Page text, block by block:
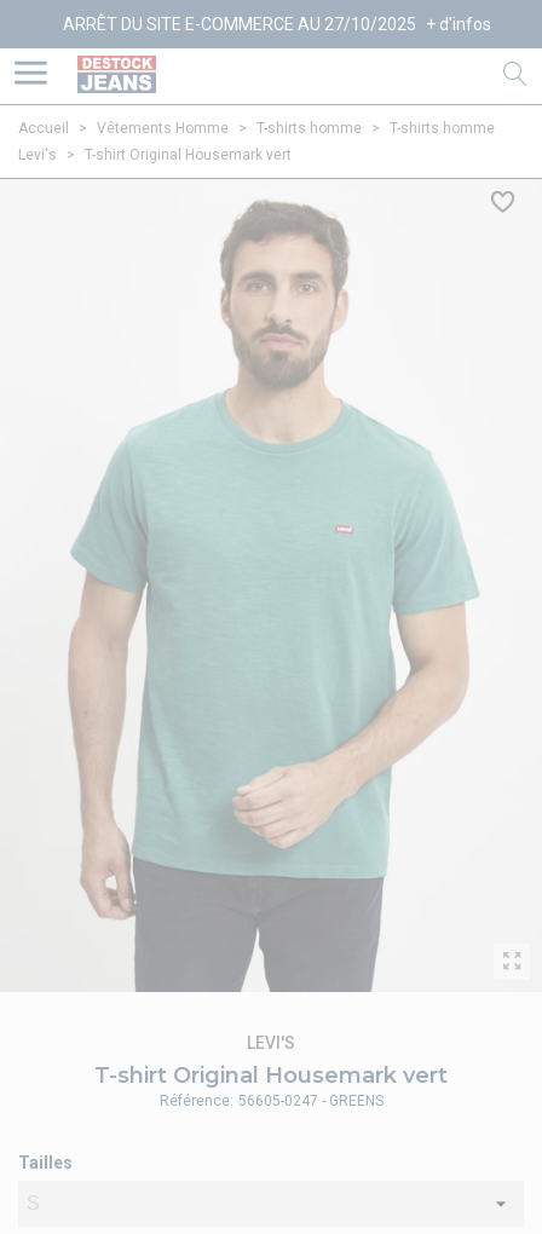
DU SITE E-COMMERCE AU 27/10/2025 + d'infos
Accueil > Vêtements Homme > T-shirts homme >
T-shirts homme
Levi's
> T-shirt Original Housemark vert
T-shirt Original Housemark vert
LEVI'S
Tailles
Référence: 56605-0247 - GREENS